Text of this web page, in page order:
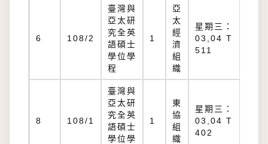
6 108/2
臺灣與
亞太研
究全英
語碩士
學位學
程
1
亞
太
經
濟
組
織
星期三：
03,04 T
511
8 108/1
臺灣與
亞太研
究全英
語碩士
學位學
1
東
協
組
織
星期三：
03,04 T
402